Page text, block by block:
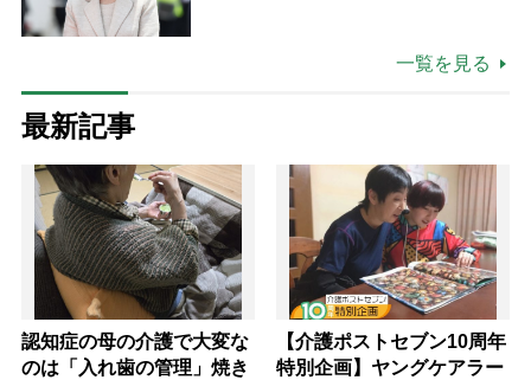
一覧を見る
最新記事
認知症の母の介護で大変な
のは「入れ歯の管理」焼き
【介護ポストセブン10周年
特別企画】ヤングケアラー